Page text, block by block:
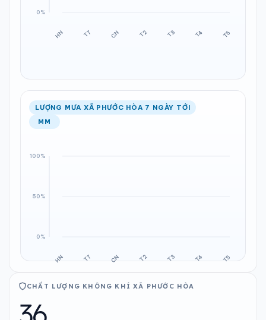
LƯỢNG MƯA XÃ PHƯỚC HÒA 7 NGÀY TỚI
MM
CHẤT LƯỢNG KHÔNG KHÍ XÃ PHƯỚC HÒA